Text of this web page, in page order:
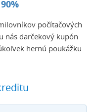
90%
počítačových
nás darčekový kupón
hernú poukážku